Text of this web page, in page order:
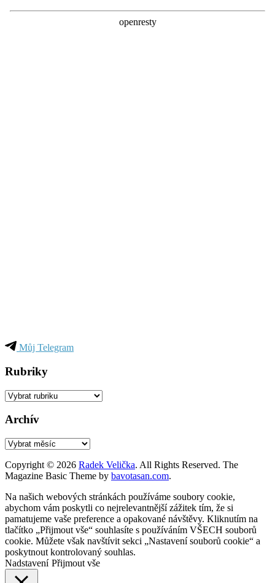
Můj Telegram
Rubriky
Rubriky
Archív
Archív
Copyright © 2026 Radek Velička. All Rights Reserved. The
Magazine Basic Theme by bavotasan.com.
Na našich webových stránkách používáme soubory cookie,
abychom vám poskytli co nejrelevantnější zážitek tím, že si
pamatujeme vaše preference a opakované návštěvy. Kliknutím na
tlačítko „Přijmout vše“ souhlasíte s používáním VŠECH souborů
cookie. Můžete však navštívit sekci „Nastavení souborů cookie“ a
poskytnout kontrolovaný souhlas.
Nadstavení Přijmout vše